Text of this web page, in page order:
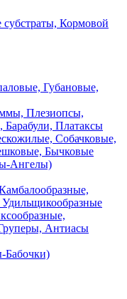
Кормовой
Губановые,
Плезиопсы,
Платаксы
Собачковые,
Бычковые
Ангелы)
Антиасы